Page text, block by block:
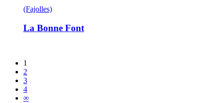
(Fajolles)
La Bonne Font
1
2
3
4
∞